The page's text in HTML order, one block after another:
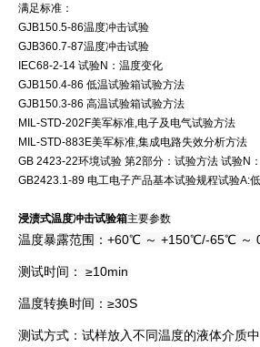
满足标准：
GJB150.5-86温度冲击试验
GJB360.7-87温度冲击试验
IEC68-2-14 试验N：温度变化
GJB150.4-86 低温试验箱试验方法
GJB150.3-86 高温试验箱试验方法
MIL-STD-202F美军标准,电子及电气试验方法
MIL-STD-883E美军标准, 集成电路失效分析方法
GB 2423-22环境试验 第2部分：试验方法 试验N
GB2423.1-89 电工电子产品基本试验规程试验A:
浸渍式温度冲击试验箱主要参数
温度暴露范围：+60℃ ～ +150℃/-65℃ ～
测试时间 ： ≥10min
温度转换时间：≥30S
测试方式：试样放入不同温度的液体介质中